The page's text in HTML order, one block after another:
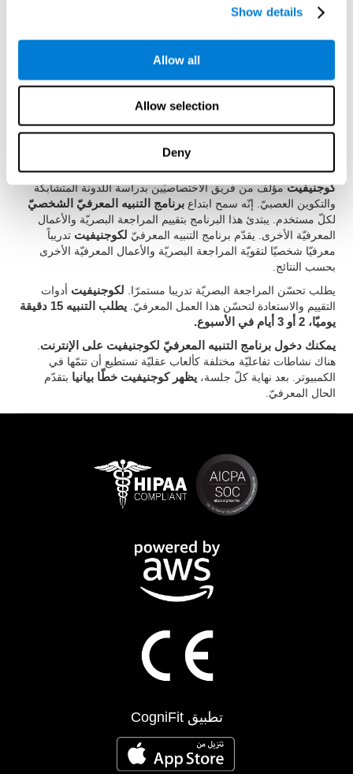
Show details
Allow all
Allow selection
Deny
كيف نستعيد أو نحسّن المراجعة
من الممكن أن تدرّب المهارات المعرفية، مثل المراجعة البصريّة،
لتحسّنها. يقدّمكوجنيفيتالإمكانيّة لإتمامه بطريقة مهنيّة.
هي أساس استعادة الفحص البصر والقدرات
الفحص البصري ووظائف معرفية أخرى. يتمّ تقوية الدماغ والاتصالات
العصبية باستخدام الوظائف المتعلّقة بها. هكذا، إذا درّبنا الفحص البصري
كوجنيفيتمؤلّف من فريق الاختصاصيّين بدراسة اللدونة المتشابكة
والتكوين العصبيّ. إنّه سمح ابتداعبرنامج التنبيه المعرفيّ الشخصيّ
لكلّ مستخدم. يبتدئ هذا البرنامج بتقييم المراجعة البصريّة والأعمال
المعرفيّة الأخرى. يقدّم برنامج التنبيه المعرفيّ لكوجنيفيت تدريباً
معرفيّا شخصيّا لتقويّة المراجعة البصريّة والأعمال المعرفيّة الأخرى
بحسب النتائج.
يطلب تحسّن المراجعة البصريّة تدريبا مستمرّا. لكوجنيفيت أدوات
التقييم والاستعادة لتحسّن هذا العمل المعرفيّ.
يطلب التنبيه 15 دقيقة
يوميّا، 2 أو 3 أيام في الأسبوع.
يمكنك دخول برنامج التنبيه المعرفيّ لكوجنيفيت على الإنترنت
هناك نشاطات تفاعليّة مختلفة كألعاب عقليّة تستطيع أن تتمّها في
الكمبيوتر. بعد نهاية كلّ جلسة،يظهر كوجنيفيت خطّا بيانيا بتقدّم
الحال المعرفيّ.
تطبيق CogniFit